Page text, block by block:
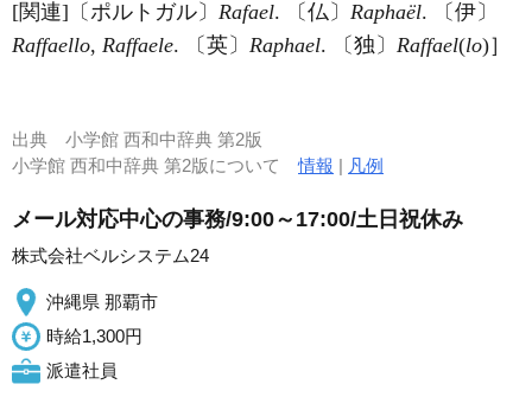
[関連]〔ポルトガル〕 Rafael. 〔仏〕 Raphaël. 〔伊〕
Raffaello, Raffaele. 〔英〕 Raphael. 〔独〕 Raffael(lo)］
出典 小学館 西和中辞典 第2版
小学館 西和中辞典 第2版について情報 | 凡例
メール対応中心の事務/9:00～17:00/土日祝休み
株式会社ベルシステム24
沖縄県 那覇市
時給1,300円
派遣社員